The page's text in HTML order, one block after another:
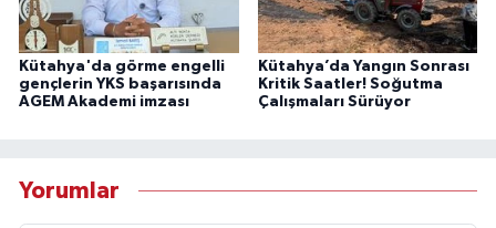
Kütahya'da görme engelli
gençlerin YKS başarısında
AGEM Akademi imzası
Kütahya’da Yangın Sonrası
Kritik Saatler! Soğutma
Çalışmaları Sürüyor
Yorumlar